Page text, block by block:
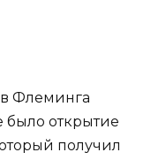
Флеминга
было открытие
получил